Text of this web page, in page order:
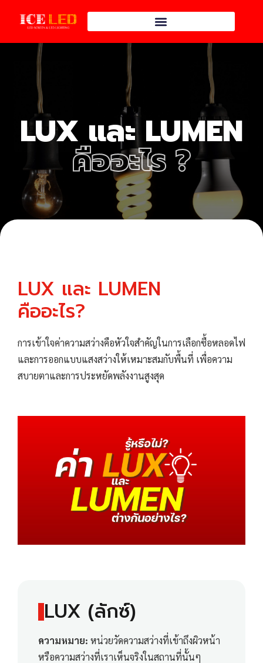
LUX และ LUMEN
คืออะไร ?
LUX และ LUMEN
คืออะไร?
การเข้าใจค่าความสว่างคือหัวใจสำคัญในการเลือกซื้อหลอดไฟ
และการออกแบบแสงสว่างให้เหมาะสมกับพื้นที่ เพื่อความ
สบายตาและการประหยัดพลังงานสูงสุด
LUX (ลักซ์)
ความหมาย: หน่วยวัดความสว่างที่เข้าถึงผิวหน้า
หรือความสว่างที่เราเห็นจริงในสถานที่นั้นๆ